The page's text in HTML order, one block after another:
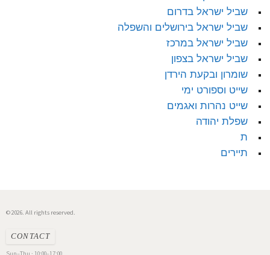
שביל ישראל בדרום
שביל ישראל בירושלים והשפלה
שביל ישראל במרכז
שביל ישראל בצפון
שומרון ובקעת הירדן
שייט וספורט ימי
שייט נהרות ואגמים
שפלת יהודה
ת
תיירים
© 2026. All rights reserved.
CONTACT
Sun–Thu · 10:00–17:00